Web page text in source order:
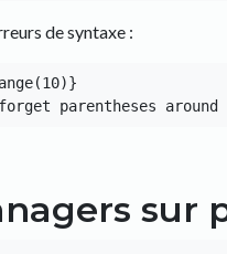
de syntaxe :
sur